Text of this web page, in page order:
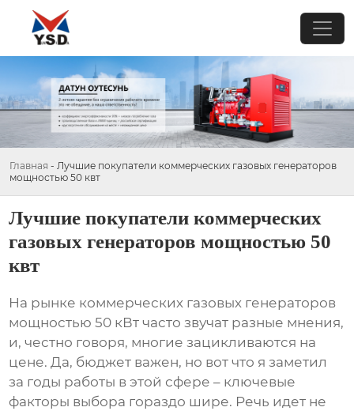
Главная - Лучшие покупатели коммерческих газовых генераторов
мощностью 50 квт
Лучшие покупатели коммерческих
газовых генераторов мощностью 50
квт
На рынке коммерческих газовых генераторов
мощностью 50 кВт часто звучат разные мнения,
и, честно говоря, многие зацикливаются на
цене. Да, бюджет важен, но вот что я заметил
за годы работы в этой сфере – ключевые
факторы выбора гораздо шире. Речь идет не